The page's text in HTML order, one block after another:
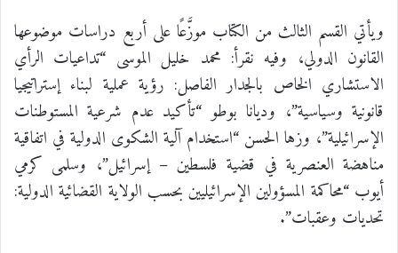
ويأتي القسم الثالث من الكتاب موزَّعًا على أربع دراسات موضوعها
القانون الدولي، وفيه نقرأ: محمد خليل الموسى “تداعيات الرأي
الاستشاري الخاص بالجدار الفاصل: رؤية عملية لبناء إستراتيجيا
قانونية وسياسية”، وديانا بوطو “تأكيد عدم شرعية المستوطنات
الإسرائيلية”، وزها الحسن “استخدام آلية الشكوى الدولية في اتفاقية
مناهضة العنصرية في قضية فلسطين – إسرائيل”، وسلمى كرمي
أيوب “محاكمة المسؤولين الإسرائيليين بحسب الولاية القضائية الدولية:
تحديات وعقبات”.